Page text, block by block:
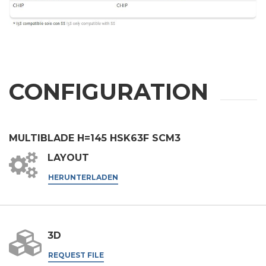
Telefonnummer
Region
Postleitzahl
Interesse an
CONFIGURATION
MULTIBLADE H=145 HSK63F SCM3
LAYOUT
HERUNTERLADEN
3D
REQUEST FILE